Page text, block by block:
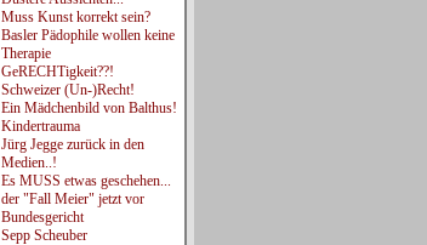
Muss Kunst korrekt sein?
Basler Pädophile wollen keine
Therapie
GeRECHTigkeit??!
Schweizer (Un-)Recht!
Ein Mädchenbild von Balthus!
Kindertrauma
Jürg Jegge zurück in den
Medien..!
Es MUSS etwas geschehen...
der "Fall Meier" jetzt vor
Bundesgericht
Sepp Scheuber